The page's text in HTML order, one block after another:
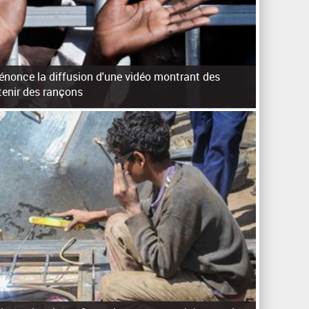
la diffusion d'une vidéo montrant des
des rançons